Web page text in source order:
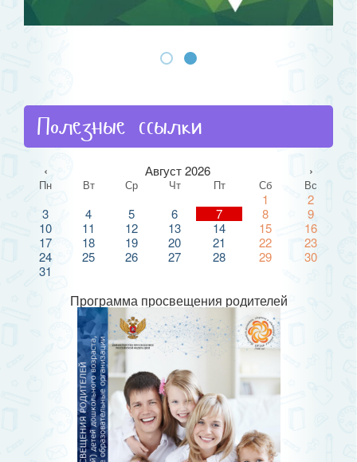
Полезные ссылки
‹ Август 2026 ›
Пн Вт Ср Чт Пт Сб Вс
1
2
3
4 5 6 7 8
9
10
11 12 13 14 15
16
17
18 19 20 21 22
23
24
25 26 27 28 29
30
31
Программа просвещения родителей